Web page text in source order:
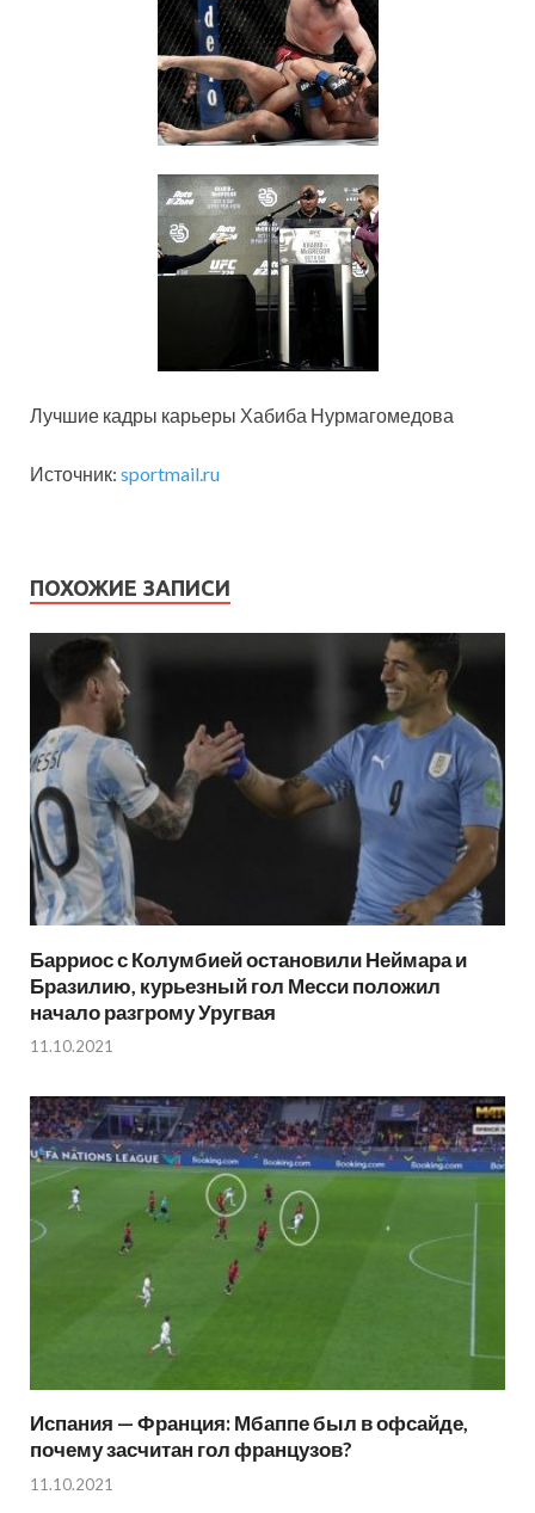
Лучшие кадры карьеры Хабиба Нурмагомедова
Источник: sportmail.ru
ПОХОЖИЕ ЗАПИСИ
Барриос с Колумбией остановили Неймара и
Бразилию, курьезный гол Месси положил
начало разгрому Уругвая
11.10.2021
Испания — Франция: Мбаппе был в офсайде,
почему засчитан гол французов?
11.10.2021